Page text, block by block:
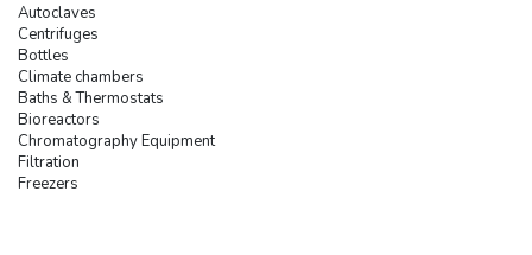
Autoclaves
Centrifuges
Bottles
Climate chambers
Baths & Thermostats
Bioreactors
Chromatography Equipment
Filtration
Freezers